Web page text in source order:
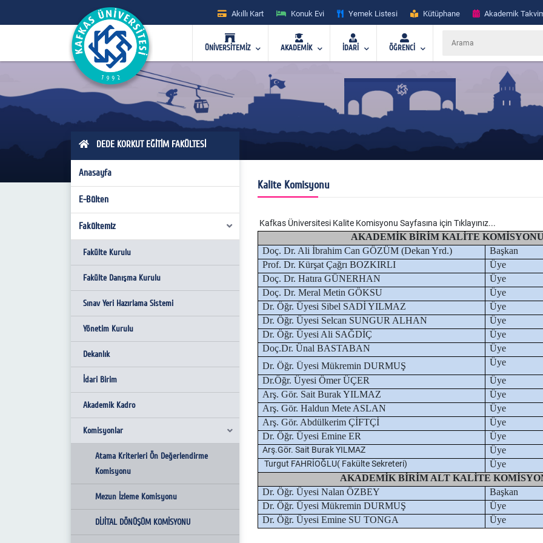
Akıllı Kart Konuk Evi Yemek Listesi Kütüphane Akademik
ÜNİVERSİTEMİZ AKADEMİK İDARİ ÖĞRENCİ
DEDE KORKUT EĞİTİM FAKÜLTESİ
Anasayfa
E-Bülten
Fakültemiz
Fakülte Kurulu
Fakülte Danışma Kurulu
Sınav Yeri Hazırlama Sistemi
Yönetim Kurulu
Dekanlık
İdari Birim
Akademik Kadro
Komisyonlar
Atama Kriterleri Ön Değerlendirme
Komisyonu
Mezun İzleme Komisyonu
DİJİTAL DÖNÜŞÜM KOMİSYONU
Kalite Komisyonu
Kafkas Üniversitesi Kalite Komisyonu Sayfasına için Tıklayınız...
AKADEMİK BİRİM KALİTE
Doç. Dr. Ali İbrahim Can GÖZÜM (Dekan Yrd.)
Başkan
Prof. Dr. Kürşat Çağrı BOZKIRLI
Üye
Doç. Dr. Hatıra GÜNERHAN
Üye
Doç. Dr. Meral Metin GÖKSU
Üye
Dr. Öğr. Üyesi Sibel SADİ YILMAZ
Üye
Dr. Öğr. Üyesi Selcan SUNGUR ALHAN
Üye
Dr. Öğr. Üyesi Ali SAĞDİÇ
Üye
Doç.Dr. Ünal BASTABAN
Üye
Dr. Öğr. Üyesi Mükremin DURMUŞ
Üye
Dr.Öğr. Üyesi Ömer ÜÇER
Üye
Arş. Gör. Sait Burak YILMAZ
Üye
Arş. Gör. Haldun Mete ASLAN
Üye
Arş. Gör. Abdülkerim ÇİFTÇİ
Üye
Dr. Öğr. Üyesi Emine ER Üye
Arş.Gör. Sait Burak YILMAZ Üye
Turgut FAHRİOĞLU( Fakülte Sekreteri)
Üye
AKADEMİK BİRİM ALT KALİTE
Dr. Öğr. Üyesi Nalan ÖZBEY
Başkan
Dr. Öğr. Üyesi Mükremin DURMUŞ
Üye
Dr. Öğr. Üyesi Emine SU TONGA Üye